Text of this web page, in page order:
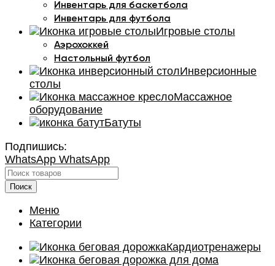
Инвентарь для баскетбола
Инвентарь для футбола
Игровые столы
Аэрохоккей
Настольный футбол
Инверсионные
столы
Массажное
оборудование
Батуты
Подпишись:
WhatsApp WhatsApp
Поиск
Меню
Категории
Кардиотренажеры